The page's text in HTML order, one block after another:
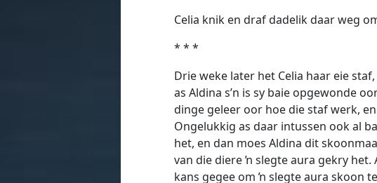
Celia knik en draf dadelik daar weg
* * *
Drie weke later het Celia haar eie
as Aldina s’n is sy baie opgewonde
dinge geleer oor hoe die staf werk,
Ongelukkig as daar intussen ook al
het, en dan moes Aldina dit
van die diere ŉ slegte aura gekry het.
kans gegee om ŉ slegte aura skoon